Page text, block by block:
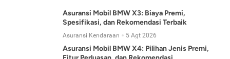
Asuransi Mobil BMW X3: Biaya Premi,
Spesifikasi, dan Rekomendasi Terbaik
Asuransi Kendaraan 5 Agt 2026
Asuransi Mobil BMW X4: Pilihan Jenis Premi,